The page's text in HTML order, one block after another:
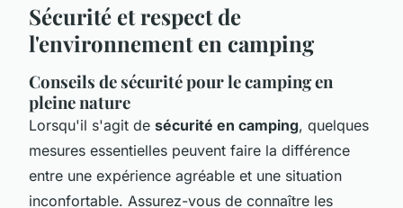
Sécurité et respect de
l'environnement en camping
Conseils de sécurité pour le camping en
pleine nature
Lorsqu'il s'agit de sécurité en camping, quelques
mesures essentielles peuvent faire la différence
entre une expérience agréable et une situation
inconfortable. Assurez-vous de connaître les